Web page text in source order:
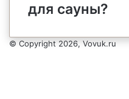
для сауны?
© Copyright 2026, Vovuk.ru